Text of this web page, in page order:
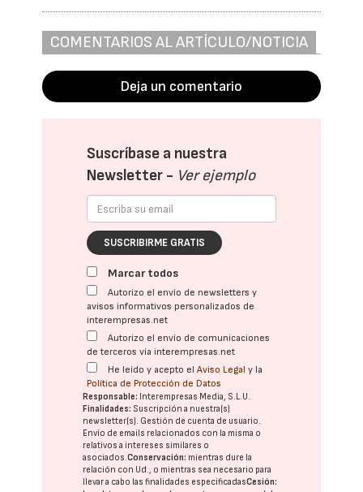
COMENTARIOS AL ARTÍCULO/NOTICIA
Deja un comentario
Suscríbase a nuestra
Newsletter - Ver ejemplo
SUSCRIBIRME GRATIS
Marcar todos
Autorizo el envío de newsletters y
avisos informativos personalizados de
interempresas.net
Autorizo el envío de comunicaciones
de terceros vía interempresas.net
He leído y acepto elAviso Legal y la
Política de Protección de Datos
Responsable: Interempresas Media, S.L.U.
Finalidades: Suscripción a nuestra(s)
newsletter(s). Gestión de cuenta de usuario.
Envío de emails relacionados con la misma o
relativos a intereses similares o
asociados.Conservación: mientras dure la
relación con Ud., o mientras sea necesario para
llevar a cabo las finalidades especificadasCesión: